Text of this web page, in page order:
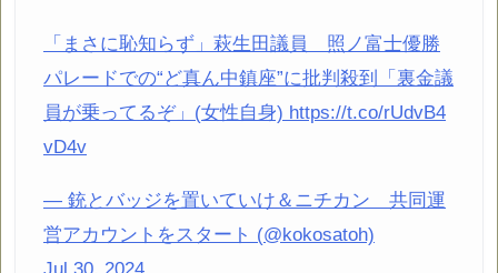
「まさに恥知らず」萩生田議員 照ノ富士優勝
パレードでの“ど真ん中鎮座”に批判殺到「裏金議
員が乗ってるぞ」(女性自身) https://t.co/rUdvB4
vD4v
— 銃とバッジを置いていけ＆ニチカン 共同運
営アカウントをスタート (@kokosatoh)